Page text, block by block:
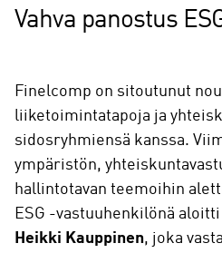
Vahva panostus
Finelcomp on sitoutunut
liiketoimintatapoja ja
sidosryhmiensä kanssa.
ympäristön,
hallintotavan teemoihin
ESG -vastuuhenkilönä
Heikki Kauppinen, joka